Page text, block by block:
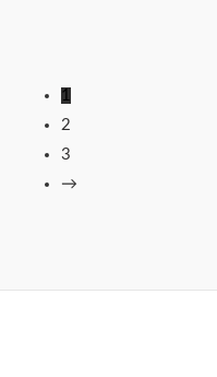
1
2
3
→